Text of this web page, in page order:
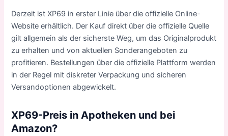
Derzeit ist XP69 in erster Linie über die offizielle Online-
Website erhältlich. Der Kauf direkt über die offizielle Quelle
gilt allgemein als der sicherste Weg, um das Originalprodukt
zu erhalten und von aktuellen Sonderangeboten zu
profitieren. Bestellungen über die offizielle Plattform werden
in der Regel mit diskreter Verpackung und sicheren
Versandoptionen abgewickelt.
XP69-Preis in Apotheken und bei
Amazon?